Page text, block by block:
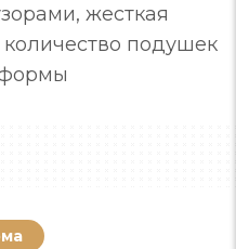
жесткая
подушек